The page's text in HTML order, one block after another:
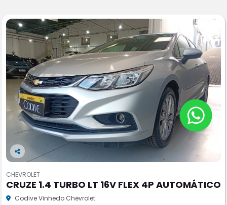
Co
pa
rtil
he
CHEVROLET
CRUZE 1.4 TURBO LT 16V FLEX 4P AUTOMÁTICO
Codive Vinhedo Chevrolet